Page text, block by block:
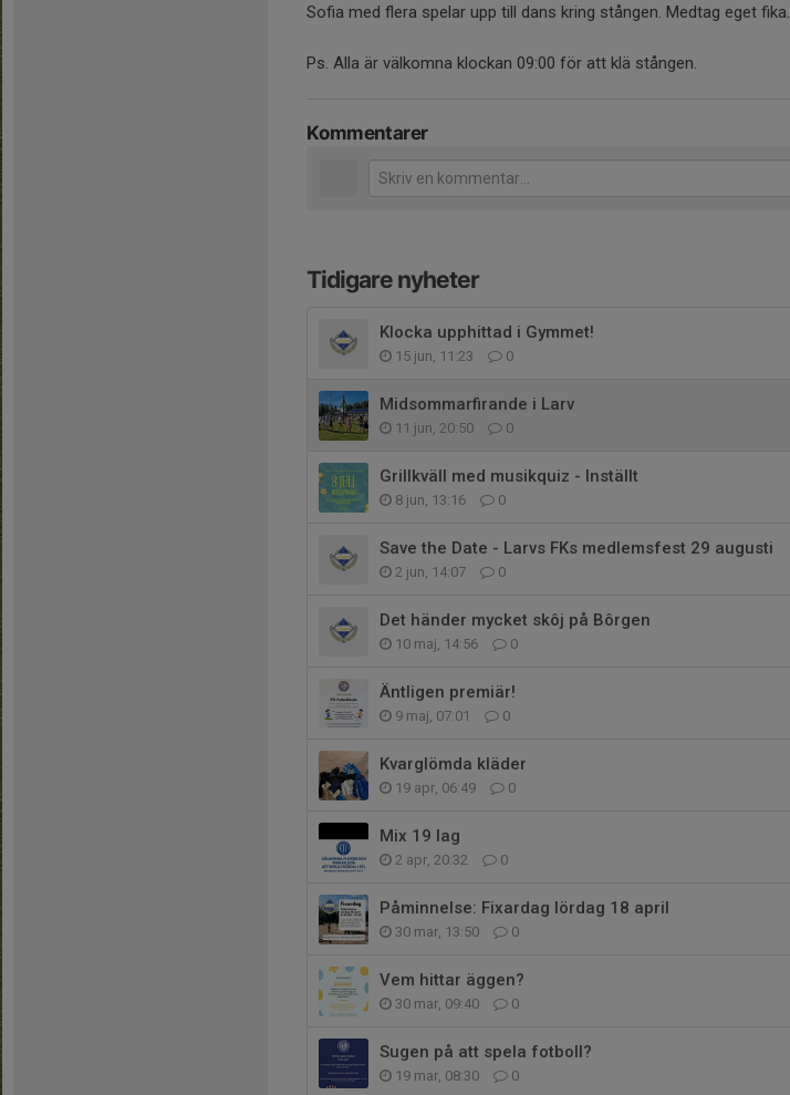
Sofia med flera spelar upp till dans kring stången. Medtag eget fika.
Ps. Alla är välkomna klockan 09:00 för att klä stången.
Kommentarer
Tidigare nyheter
Klocka upphittad i Gymmet!
15 jun, 11:23 0
Midsommarfirande i Larv
11 jun, 20:50 0
Grillkväll med musikquiz - Inställt
8 jun, 13:16 0
Save the Date - Larvs FKs medlemsfest 29 augusti
2 jun, 14:07 0
Det händer mycket skôj på Bôrgen
10 maj, 14:56 0
Äntligen premiär!
9 maj, 07:01 0
Kvarglömda kläder
19 apr, 06:49 0
Mix 19 lag
2 apr, 20:32 0
Påminnelse: Fixardag lördag 18 april
30 mar, 13:50 0
Vem hittar äggen?
30 mar, 09:40 0
Sugen på att spela fotboll?
19 mar, 08:30 0